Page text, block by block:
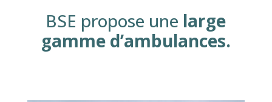
BSE propose une large
gamme d’ambulances.